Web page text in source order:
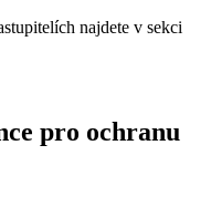
najdete v sekci
pro ochranu